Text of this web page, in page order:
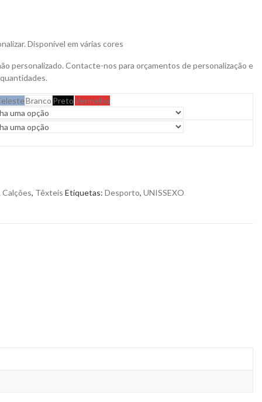
Disponível em várias cores
personalizado. Contacte-nos para orçamentos de personalização e
Branco PretoVermelho
Calções, Têxteis Etiquetas: Desporto, UNISSEXO